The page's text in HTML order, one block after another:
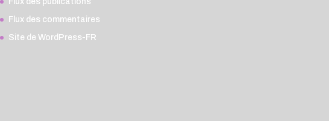
Flux des commentaires
Site de WordPress-FR